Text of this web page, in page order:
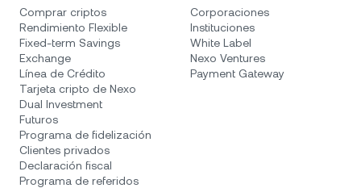
Comprar criptos
Rendimiento Flexible
Fixed-term Savings
Exchange
Línea de Crédito
Tarjeta cripto de Nexo
Dual Investment
Futuros
Programa de fidelización
Clientes privados
Declaración fiscal
Programa de referidos
Corporaciones
Instituciones
White Label
Nexo Ventures
Payment Gateway